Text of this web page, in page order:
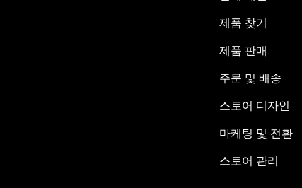
제품 찾기
제품 판매
주문 및 배송
스토어 디자인
마케팅 및 전환
스토어 관리